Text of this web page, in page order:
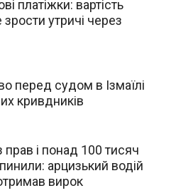
платіжки: вартість
утричі через
перед судом в Ізмаїлі
кривдників
арцизький водій
вирок